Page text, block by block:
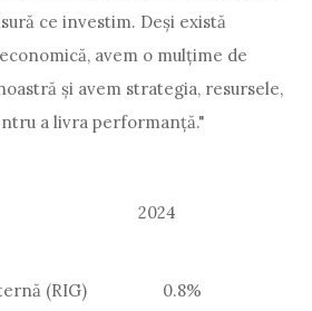
ce investim. Deși există
avem o mulțime de
și avem strategia, resursele,
a livra performanță."
CH 2024
internă (RIG) 0.8%